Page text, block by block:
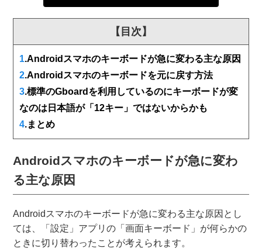
【目次】
1.Androidスマホのキーボードが急に変わる主な原因
2.Androidスマホのキーボードを元に戻す方法
3.標準のGboardを利用しているのにキーボードが変
なのは日本語が「12キー」ではないからかも
4.まとめ
Androidスマホのキーボードが急に変わ
る主な原因
Androidスマホのキーボードが急に変わる主な原因とし
ては、「設定」アプリの「画面キーボード」が何らかの
ときに切り替わったことが考えられます。